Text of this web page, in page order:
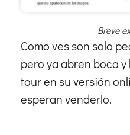
Breve
Como ves son solo
pero ya abren boca
tour en su versión
esperan venderlo.